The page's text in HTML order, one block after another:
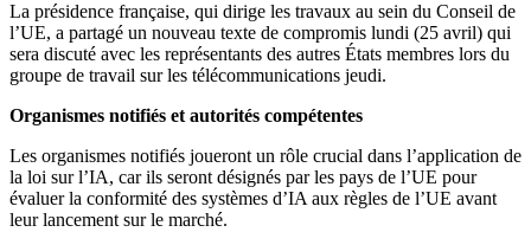
La présidence française, qui dirige les travaux au sein du Conseil de
l’UE, a partagé un nouveau texte de compromis lundi (25 avril) qui
sera discuté avec les représentants des autres États membres lors du
groupe de travail sur les télécommunications jeudi.
Organismes notifiés et autorités compétentes
Les organismes notifiés joueront un rôle crucial dans l’application de
la loi sur l’IA, car ils seront désignés par les pays de l’UE pour
évaluer la conformité des systèmes d’IA aux règles de l’UE avant
leur lancement sur le marché.